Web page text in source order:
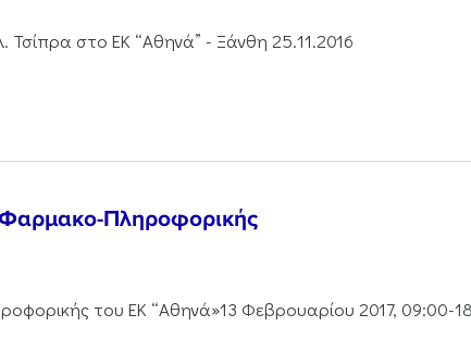
στο ΕΚ “Αθηνά” - Ξάνθη 25.11.2016
Πληροφορικής
του ΕΚ “Αθηνά»13 Φεβρουαρίου 2017, 09:00-